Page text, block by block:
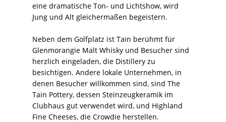
eine dramatische Ton- und Lichtshow, wird
Jung und Alt gleichermaßen begeistern.
Neben dem Golfplatz ist Tain berühmt für
Glenmorangie Malt Whisky und Besucher sind
herzlich eingeladen, die Distillery zu
besichtigen. Andere lokale Unternehmen, in
denen Besucher willkommen sind, sind The
Tain Pottery, dessen Steinzeugkeramik im
Clubhaus gut verwendet wird, und Highland
Fine Cheeses, die Crowdie herstellen.